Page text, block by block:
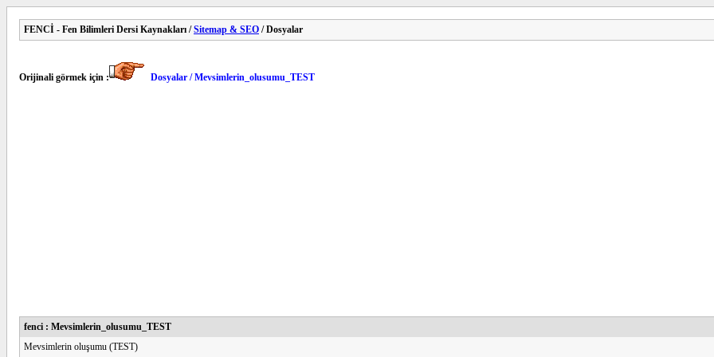
FENCİ - Fen Bilimleri Dersi Kaynakları /Sitemap & SEO / Dosyalar
Orijinali görmek için : Dosyalar / Mevsimlerin_olusumu_TEST
fenci : Mevsimlerin_olusumu_TEST
Mevsimlerin oluşumu (TEST)